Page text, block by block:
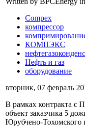
Compex
компрессор
КОМПЭКС
Нефть и газ
оборудование
вторник, 07 февраль
В рамках контракта
объект заказчика 5
Юрубчено-Тохомского